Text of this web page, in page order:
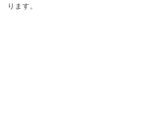
ります。